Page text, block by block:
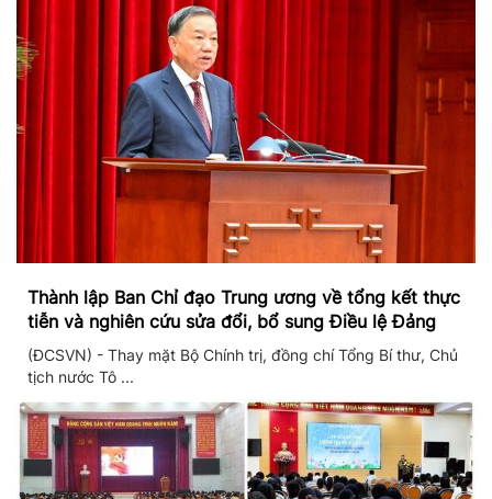
Thành lập Ban Chỉ đạo Trung ương về tổng kết thực
tiễn và nghiên cứu sửa đổi, bổ sung Điều lệ Đảng
(ĐCSVN) - Thay mặt Bộ Chính trị, đồng chí Tổng Bí thư, Chủ
tịch nước Tô ...